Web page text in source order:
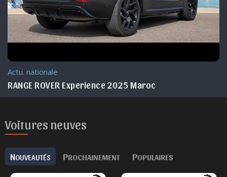
Actu. nationale
RANGE ROVER Experience 2025 Maroc
Voitures neuves
NOUVEAUTÉS PROCHAINEMENT POPULAIRES